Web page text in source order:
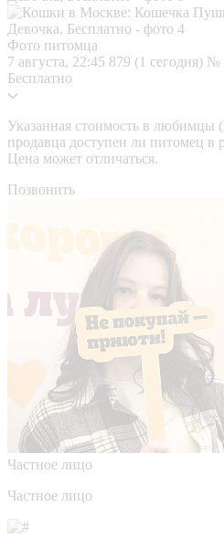
Фото питомца
7 августа, 22:45 879 (1 сегодня) №
Бесплатно
Указанная стоимость в любимцы
продавца доступен ли питомец в
Цена может отличаться.
Позвонить
Частное лицо
Частное лицо